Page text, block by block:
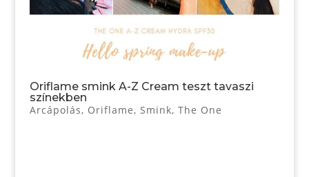
Oriflame smink A-Z Cream teszt tavaszi
színekben
Arcápolás, Oriflame, Smink, The One